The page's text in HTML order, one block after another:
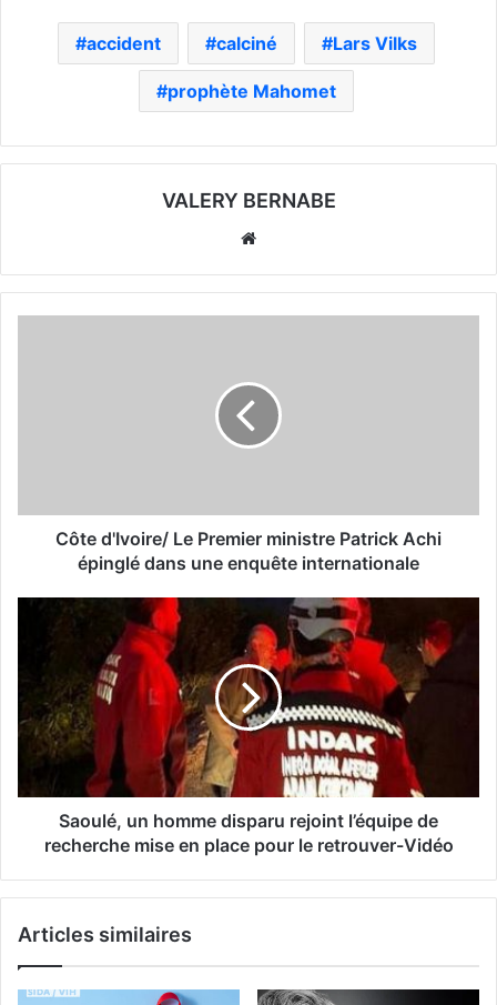
accident calciné Lars Vilks
prophète Mahomet
VALERY BERNABE
Côte d'Ivoire/ Le Premier ministre Patrick Achi
épinglé dans une enquête internationale
Saoulé, un homme disparu rejoint l’équipe de
recherche mise en place pour le retrouver-Vidéo
Articles similaires